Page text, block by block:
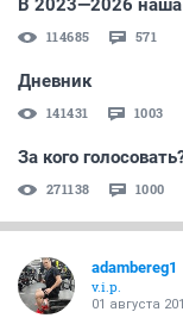
В 2023—2026 наша
114685 571
Дневник
141431 1003
За кого
271138 1000
adambereg1
v.i.p.
01 августа